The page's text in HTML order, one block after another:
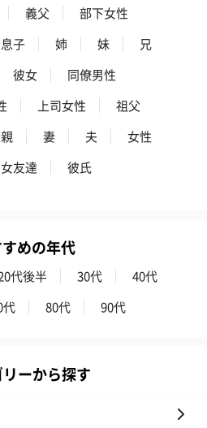
義父
部下女性
息子 姉 妹
兄
彼女
同僚男性
上司女性
祖父
妻 夫
女性
女友達 彼氏
めの年代
代後半 30代
40代
代 80代 90代
ーから探す